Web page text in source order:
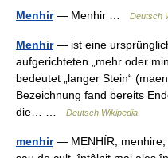
Menhir— Menhir … Deutsch
Menhir— ist eine
aufgerichteten „mehr oder
bedeutet „langer Stein“
Bezeichnung fand bereits
die… …
Deutsch Wikipedia
menhir— MENHÍR, menhire,